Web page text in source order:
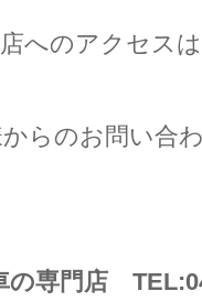
へのアクセス
らのお問い合
の専門店